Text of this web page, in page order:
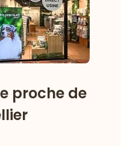
proche de